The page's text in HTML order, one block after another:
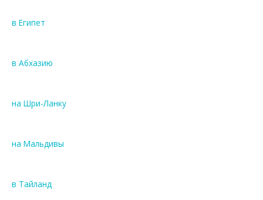
в Египет
в Абхазию
на Шри-Ланку
на Мальдивы
в Тайланд